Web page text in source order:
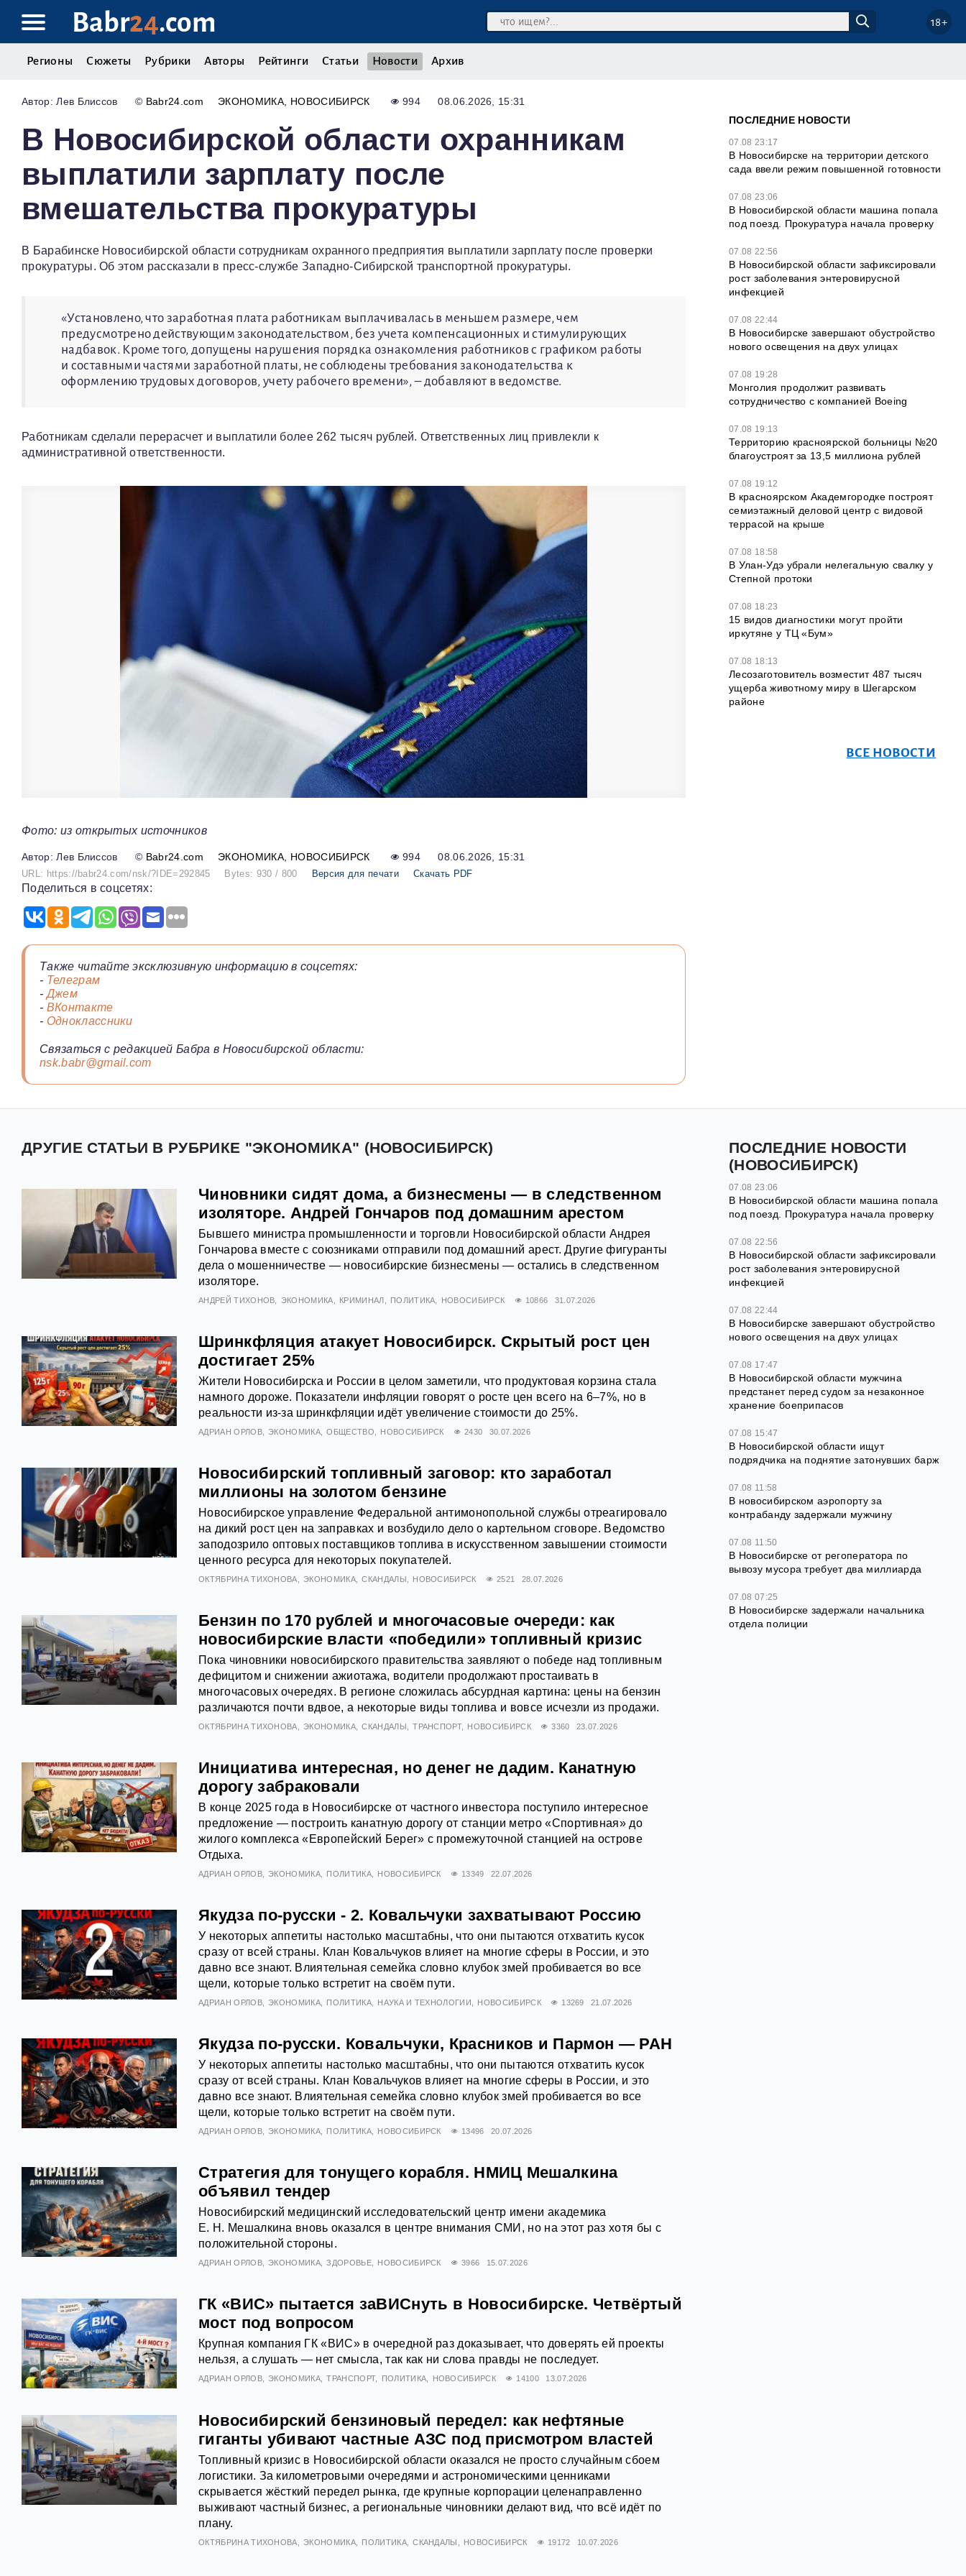
Babr24.com 18+
Регионы Сюжеты Рубрики Авторы Рейтинги Статьи Новости Архив
Лев Блиссов © Babr24.com ЭКОНОМИКА НОВОСИБИРСК 994 08.06.2026, 15:31
В Новосибирской области охранникам
выплатили зарплату после
вмешательства прокуратуры
В Барабинске Новосибирской области сотрудникам охранного предприятия выплатили зарплату после проверки
прокуратуры. Об этом рассказали в пресс-службе Западно-Сибирской транспортной прокуратуры.
«Установлено, что заработная плата работникам выплачивалась в меньшем размере, чем
предусмотрено действующим законодательством, без учета компенсационных и стимулирующих
надбавок. Кроме того, допущены нарушения порядка ознакомления работников с графиком работы
и составными частями заработной платы, не соблюдены требования законодательства к
оформлению трудовых договоров, учету рабочего времени», – добавляют в ведомстве.
Работникам сделали перерасчет и выплатили более 262 тысяч рублей. Ответственных лиц привлекли к
административной ответственности.
Фото: из открытых источников
Лев Блиссов © Babr24.com ЭКОНОМИКА НОВОСИБИРСК 994 08.06.2026, 15:31
URL: https://babr24.com/nsk/?IDE=292845 Bytes: 930 / 800 Версия для печати Скачать PDF
Поделиться в соцсетях:
Также читайте эксклюзивную информацию в соцсетях:
- Телеграм
-Джем
- ВКонтакте
- Одноклассники
Связаться с редакцией Бабра в Новосибирской области:
nsk.babr@gmail.com
ПОСЛЕДНИЕ НОВОСТИ
07.08 23:17
В Новосибирске на территории детского
сада ввели режим повышенной готовности
07.08 23:06
В Новосибирской области машина попала
под поезд. Прокуратура начала проверку
07.08 22:56
В Новосибирской области зафиксировали
рост заболевания энтеровирусной
инфекцией
07.08 22:44
В Новосибирске завершают обустройство
нового освещения на двух улицах
07.08 19:28
Монголия продолжит развивать
сотрудничество с компанией Boeing
07.08 19:13
Территорию красноярской больницы №20
благоустроят за 13,5 миллиона рублей
07.08 19:12
В красноярском Академгородке построят
семиэтажный деловой центр с видовой
террасой на крыше
07.08 18:58
В Улан-Удэ убрали нелегальную свалку у
Степной протоки
07.08 18:23
15 видов диагностики могут пройти
иркутяне у ТЦ «Бум»
07.08 18:13
Лесозаготовитель возместит 487 тысяч
ущерба животному миру в Шегарском
районе
ВСЕ НОВОСТИ
ДРУГИЕ СТАТЬИ В РУБРИКЕ "ЭКОНОМИКА" (НОВОСИБИРСК)
Чиновники сидят дома, а бизнесмены — в следственном
изоляторе. Андрей Гончаров под домашним арестом
Бывшего министра промышленности и торговли Новосибирской области Андрея
Гончарова вместе с союзниками отправили под домашний арест. Другие фигуранты
дела о мошенничестве — новосибирские бизнесмены — остались в следственном
изоляторе.
АНДРЕЙ ТИХОНОВ ЭКОНОМИКА КРИМИНАЛ ПОЛИТИКА НОВОСИБИРСК 10866 31.07.2026
Шринкфляция атакует Новосибирск. Скрытый рост цен
достигает 25%
Жители Новосибирска и России в целом заметили, что продуктовая корзина стала
намного дороже. Показатели инфляции говорят о росте цен всего на 6–7%, но в
реальности из‑за шринкфляции идёт увеличение стоимости до 25%.
АДРИАН ОРЛОВ ЭКОНОМИКА ОБЩЕСТВО НОВОСИБИРСК 2430 30.07.2026
Новосибирский топливный заговор: кто заработал
миллионы на золотом бензине
Новосибирское управление Федеральной антимонопольной службы отреагировало
на дикий рост цен на заправках и возбудило дело о картельном сговоре. Ведомство
заподозрило оптовых поставщиков топлива в искусственном завышении стоимости
ценного ресурса для некоторых покупателей.
ОКТЯБРИНА ТИХОНОВА ЭКОНОМИКА СКАНДАЛЫ НОВОСИБИРСК 2521 28.07.2026
Бензин по 170 рублей и многочасовые очереди: как
новосибирские власти «победили» топливный кризис
Пока чиновники новосибирского правительства заявляют о победе над топливным
дефицитом и снижении ажиотажа, водители продолжают простаивать в
многочасовых очередях. В регионе сложилась абсурдная картина: цены на бензин
различаются почти вдвое, а некоторые виды топлива и вовсе исчезли из продажи.
ОКТЯБРИНА ТИХОНОВА ЭКОНОМИКА СКАНДАЛЫ ТРАНСПОРТ НОВОСИБИРСК 3360 23.07.2026
Инициатива интересная, но денег не дадим. Канатную
дорогу забраковали
В конце 2025 года в Новосибирске от частного инвестора поступило интересное
предложение — построить канатную дорогу от станции метро «Спортивная» до
жилого комплекса «Европейский Берег» с промежуточной станцией на острове
Отдыха.
АДРИАН ОРЛОВ ЭКОНОМИКА ПОЛИТИКА НОВОСИБИРСК 13349 22.07.2026
Якудза по-русски - 2. Ковальчуки захватывают Россию
У некоторых аппетиты настолько масштабны, что они пытаются отхватить кусок
сразу от всей страны. Клан Ковальчуков влияет на многие сферы в России, и это
давно все знают. Влиятельная семейка словно клубок змей пробивается во все
щели, которые только встретит на своём пути.
АДРИАН ОРЛОВ ЭКОНОМИКА ПОЛИТИКА НАУКА И ТЕХНОЛОГИИ НОВОСИБИРСК 13269 21.07.2026
Якудза по-русски. Ковальчуки, Красников и Пармон — РАН
У некоторых аппетиты настолько масштабны, что они пытаются отхватить кусок
сразу от всей страны. Клан Ковальчуков влияет на многие сферы в России, и это
давно все знают. Влиятельная семейка словно клубок змей пробивается во все
щели, которые только встретит на своём пути.
АДРИАН ОРЛОВ ЭКОНОМИКА ПОЛИТИКА НОВОСИБИРСК 13496 20.07.2026
Стратегия для тонущего корабля. НМИЦ Мешалкина
объявил тендер
Новосибирский медицинский исследовательский центр имени академика
Е. Н. Мешалкина вновь оказался в центре внимания СМИ, но на этот раз хотя бы с
положительной стороны.
АДРИАН ОРЛОВ ЭКОНОМИКА ЗДОРОВЬЕ НОВОСИБИРСК 3966 15.07.2026
ГК «ВИС» пытается заВИСнуть в Новосибирске. Четвёртый
мост под вопросом
Крупная компания ГК «ВИС» в очередной раз доказывает, что доверять ей проекты
нельзя, а слушать — нет смысла, так как ни слова правды не последует.
АДРИАН ОРЛОВ ЭКОНОМИКА ТРАНСПОРТ ПОЛИТИКА НОВОСИБИРСК 14100 13.07.2026
Новосибирский бензиновый передел: как нефтяные
гиганты убивают частные АЗС под присмотром властей
Топливный кризис в Новосибирской области оказался не просто случайным сбоем
логистики. За километровыми очередями и астрономическими ценниками
скрывается жёсткий передел рынка, где крупные корпорации целенаправленно
выживают частный бизнес, а региональные чиновники делают вид, что всё идёт по
плану.
ОКТЯБРИНА ТИХОНОВА ЭКОНОМИКА ПОЛИТИКА СКАНДАЛЫ НОВОСИБИРСК 19172 10.07.2026
ПОСЛЕДНИЕ НОВОСТИ
(НОВОСИБИРСК)
07.08 23:06
В Новосибирской области машина попала
под поезд. Прокуратура начала проверку
07.08 22:56
В Новосибирской области зафиксировали
рост заболевания энтеровирусной
инфекцией
07.08 22:44
В Новосибирске завершают обустройство
нового освещения на двух улицах
07.08 17:47
В Новосибирской области мужчина
предстанет перед судом за незаконное
хранение боеприпасов
07.08 15:47
В Новосибирской области ищут
подрядчика на поднятие затонувших барж
07.08 11:58
В новосибирском аэропорту за
контрабанду задержали мужчину
07.08 11:50
В Новосибирске от регоператора по
вывозу мусора требует два миллиарда
07.08 07:25
В Новосибирске задержали начальника
отдела полиции